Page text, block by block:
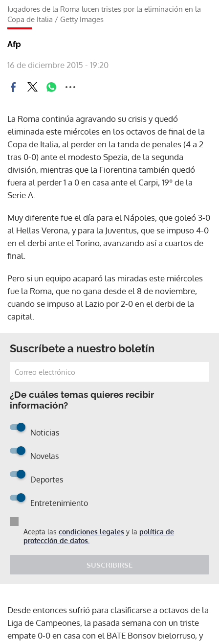
Jugadores de la Roma lucen tristes por la eliminación en la
Copa de Italia / Getty Images
Afp
16 de diciembre 2015 - 19:20
La Roma continúa agravando su crisis y quedó
eliminada este miércoles en los octavos de final de la
Copa de Italia, al perder en la tanda de penales (4 a 2
tras 0-0) ante el modesto Spezia, de la segunda
división, mientras que la Fiorentina también quedó
fuera al perder 1 a 0 en casa ante el Carpi, 19º de la
Serie A.
Muy diferente fue el día para el Nápoles, que goleó 3-0
al Hellas Verona, y para la Juventus, que se impuso 4-0
en el derbi ante el Torino, avanzando así a cuartos de
final.
Pero si un equipo acaparó las miradas este miércoles
fue la Roma, que no gana desde el 8 de noviembre,
cuando se impuso al Lazio por 2-0 en el derbi de la
capital.
Suscríbete a nuestro boletín
¿De cuáles temas quieres recibir
información?
Noticias
Novelas
Deportes
Entretenimiento
Acepta las condiciones legales y la política de
protección de datos.
SUSCRIBIRSE
Desde entonces sufrió para clasificarse a octavos de la
Liga de Campeones, la pasada semana con un triste
empate 0-0 en casa con el BATE Borisov bielorruso, y